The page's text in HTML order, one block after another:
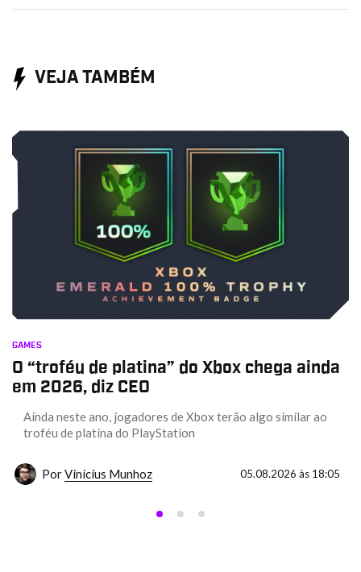
VEJA TAMBÉM
GAMES
O “troféu de platina” do Xbox chega ainda
em 2026, diz CEO
Ainda neste ano, jogadores de Xbox terão algo similar ao
troféu de platina do PlayStation
PorVinícius Munhoz 05.08.2026 às 18:05